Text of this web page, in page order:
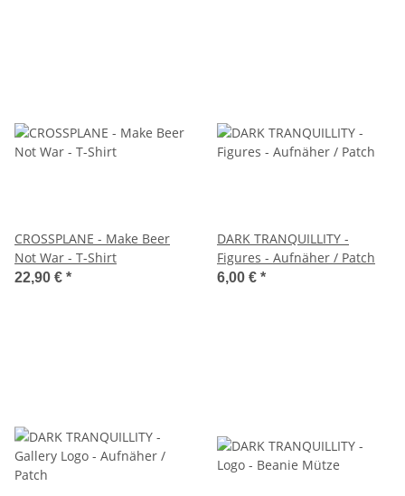
CROSSPLANE - Make Beer
Not War - T-Shirt
22,90 € *
DARK TRANQUILLITY -
Figures - Aufnäher / Patch
6,00 € *